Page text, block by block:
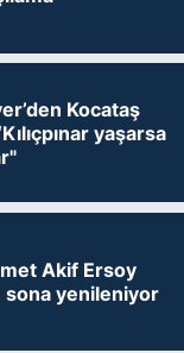
Kocataş
yaşarsa
Akif Ersoy
sona yenileniyor